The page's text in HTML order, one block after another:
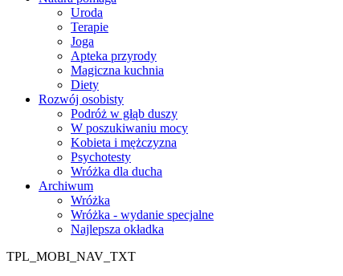
Uroda
Terapie
Joga
Apteka przyrody
Magiczna kuchnia
Diety
Rozwój osobisty
Podróż w głąb duszy
W poszukiwaniu mocy
Kobieta i mężczyzna
Psychotesty
Wróżka dla ducha
Archiwum
Wróżka
Wróżka - wydanie specjalne
Najlepsza okładka
TPL_MOBI_NAV_TXT